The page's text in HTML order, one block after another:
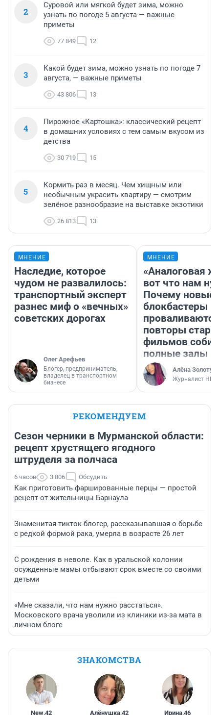
2
Суровой или мягкой будет зима, можно
узнать по погоде 5 августа — важные
приметы
77 849 12
3
Какой будет зима, можно узнать по погоде 7
августа, — важные приметы
43 806 13
4
Пирожное «Картошка»: классический рецепт
в домашних условиях с тем самым вкусом из
детства
30 719 15
5
Кормить раз в месяц. Чем хищным или
необычным украсить квартиру — смотрим
зелёное разнообразие на выставке экзотики
26 813 13
МНЕНИЕ
Наследие, которое
чудом не развалилось:
транспортный эксперт
разнес миф о «вечных»
советских дорогах
Олег Арефьев
Блогер, предприниматель,
владелец в транспортном
бизнесе
МНЕНИЕ
«Аналоговая
вот что нам
Почему новые
блокбастеры
повторы
фильмов
полные залы
Алёна
Журналист НГС
РЕКОМЕНДУЕМ
Сезон черники в Мурманской области:
рецепт хрустящего ягодного
штруделя за полчаса
6 часов 3 806 Обсудить
Как приготовить фаршированные перцы — простой
рецепт от жительницы Барнаула
Знаменитая тикток-блогер, рассказывавшая о борьбе
с редкой формой рака, умерла в возрасте 26 лет
С рождения в неволе. Как в уральской колонии
осужденные мамы отбывают срок вместе со своими
детьми
«Мне сказали, что нам нужно расстаться».
Московского врача уволили из клиники из-за мата в
личном блоге
ЗНАКОМСТВА
New,42 Алёнушка,42 Ирина,46